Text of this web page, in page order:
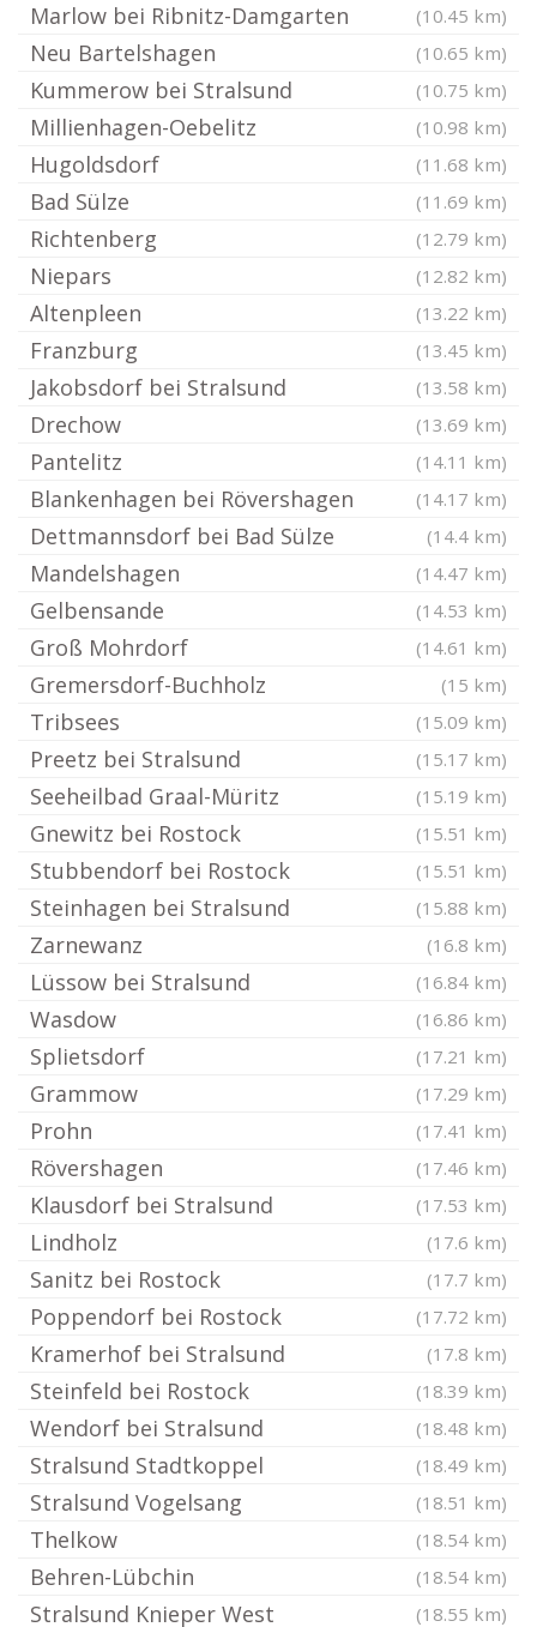
Marlow bei Ribnitz-Damgarten (10.45 km)
Neu Bartelshagen (10.65 km)
Kummerow bei Stralsund (10.75 km)
Millienhagen-Oebelitz (10.98 km)
Hugoldsdorf (11.68 km)
Bad Sülze (11.69 km)
Richtenberg (12.79 km)
Niepars (12.82 km)
Altenpleen (13.22 km)
Franzburg (13.45 km)
Jakobsdorf bei Stralsund (13.58 km)
Drechow (13.69 km)
Pantelitz (14.11 km)
Blankenhagen bei Rövershagen (14.17 km)
Dettmannsdorf bei Bad Sülze (14.4 km)
Mandelshagen (14.47 km)
Gelbensande (14.53 km)
Groß Mohrdorf (14.61 km)
Gremersdorf-Buchholz (15 km)
Tribsees (15.09 km)
Preetz bei Stralsund (15.17 km)
Seeheilbad Graal-Müritz (15.19 km)
Gnewitz bei Rostock (15.51 km)
Stubbendorf bei Rostock (15.51 km)
Steinhagen bei Stralsund (15.88 km)
Zarnewanz (16.8 km)
Lüssow bei Stralsund (16.84 km)
Wasdow (16.86 km)
Splietsdorf (17.21 km)
Grammow (17.29 km)
Prohn (17.41 km)
Rövershagen (17.46 km)
Klausdorf bei Stralsund (17.53 km)
Lindholz (17.6 km)
Sanitz bei Rostock (17.7 km)
Poppendorf bei Rostock (17.72 km)
Kramerhof bei Stralsund (17.8 km)
Steinfeld bei Rostock (18.39 km)
Wendorf bei Stralsund (18.48 km)
Stralsund Stadtkoppel (18.49 km)
Stralsund Vogelsang (18.51 km)
Thelkow (18.54 km)
Behren-Lübchin (18.54 km)
Stralsund Knieper West (18.55 km)